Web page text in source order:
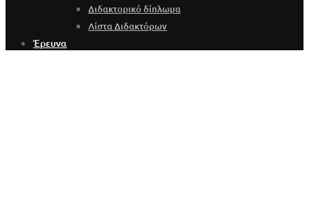
Διδακτορικό δίπλωμα
Λίστα Διδακτόρων
Έρευνα